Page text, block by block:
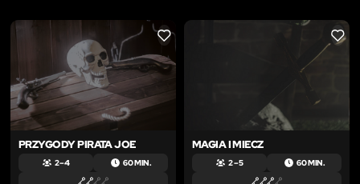
LIKE
PRZYGODY PIRATA JOE
2 – 4 60 MIN.
LIKE
MAGIA I MIECZ
2 – 5 60 MIN.